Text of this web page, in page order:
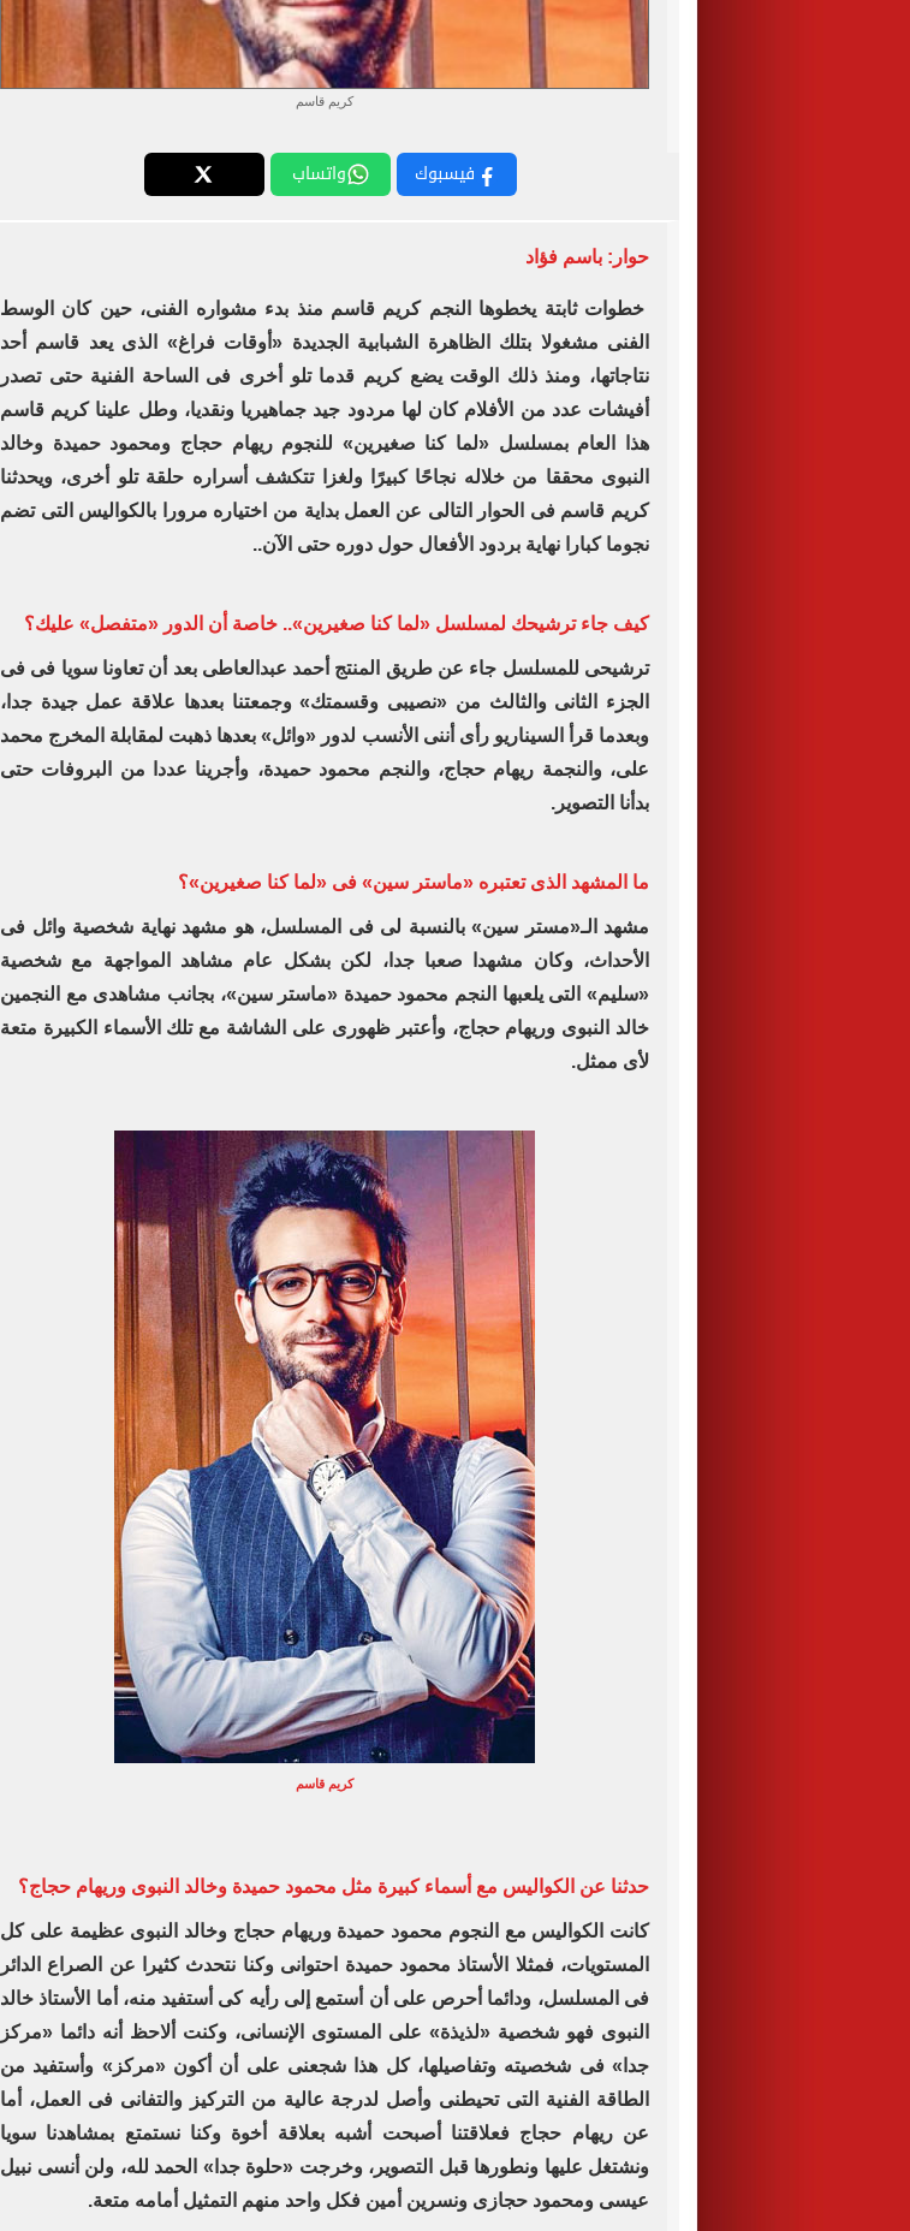
كريم قاسم
فيسبوك واتساب
حوار: باسم فؤاد
خطوات ثابتة يخطوها النجم كريم قاسم منذ بدء مشواره الفنى، حين كان الوسط
الفنى ‏مشغولا بتلك الظاهرة الشبابية الجديدة «أوقات فراغ» الذى يعد قاسم أحد
نتاجاتها، ومنذ ‏ذلك الوقت يضع كريم قدما تلو أخرى فى الساحة الفنية حتى تصدر
أفيشات عدد من ‏الأفلام كان لها مردود جيد جماهيريا ونقديا، وطل علينا كريم قاسم
هذا العام بمسلسل ‏‏«لما كنا صغيرين» للنجوم ريهام حجاج ومحمود حميدة وخالد
النبوى محققا من خلاله ‏نجاحًا كبيرًا ولغزا تتكشف أسراره حلقة تلو أخرى، ويحدثنا
كريم قاسم فى الحوار التالى ‏عن العمل بداية من اختياره مرورا بالكواليس التى تضم
نجوما كبارا نهاية بردود الأفعال ‏حول دوره حتى الآن..‏
كيف جاء ترشيحك لمسلسل «لما كنا صغيرين».. خاصة أن الدور «متفصل» عليك؟
ترشيحى للمسلسل جاء عن طريق المنتج أحمد عبدالعاطى بعد أن تعاونا سويا فى فى
‏الجزء الثانى والثالث من «نصيبى وقسمتك» وجمعتنا بعدها علاقة عمل جيدة جدا،
‏وبعدما قرأ السيناريو رأى أننى الأنسب لدور «وائل» بعدها ذهبت لمقابلة المخرج ‏محمد
على، والنجمة ريهام حجاج، والنجم محمود حميدة، وأجرينا عددا من البروفات حتى
‏بدأنا التصوير.‏
ما المشهد الذى تعتبره «ماستر سين» فى «لما كنا صغيرين»؟
مشهد الـ«مستر سين» بالنسبة لى فى المسلسل، هو مشهد نهاية شخصية وائل فى
‏الأحداث، وكان مشهدا صعبا جدا، لكن بشكل عام مشاهد المواجهة مع شخصية
«سليم» ‏التى يلعبها النجم محمود حميدة «ماستر سين»، بجانب مشاهدى مع النجمين
خالد ‏النبوى وريهام حجاج، وأعتبر ظهورى على الشاشة مع تلك الأسماء الكبيرة متعة
لأى ‏ممثل.‏
كريم قاسم
حدثنا عن الكواليس مع أسماء كبيرة مثل محمود حميدة وخالد النبوى وريهام حجاج؟‏
كانت الكواليس مع النجوم محمود حميدة وريهام حجاج وخالد النبوى عظيمة على كل
‏المستويات، فمثلا الأستاذ محمود حميدة احتوانى وكنا نتحدث كثيرا عن الصراع الدائر
‏فى المسلسل، ودائما أحرص على أن أستمع إلى رأيه كى أستفيد منه، أما الأستاذ خالد
‏النبوى فهو شخصية «لذيذة» على المستوى الإنسانى، وكنت ألاحظ أنه دائما «مركز
جدا» ‏فى شخصيته وتفاصيلها، كل هذا شجعنى على أن أكون «مركز» وأستفيد من
الطاقة ‏الفنية التى تحيطنى وأصل لدرجة عالية من التركيز والتفانى فى العمل، أما
عن ريهام ‏حجاج فعلاقتنا أصبحت أشبه بعلاقة أخوة وكنا نستمتع بمشاهدنا سويا
ونشتغل عليها ‏ونطورها قبل التصوير، وخرجت «حلوة جدا» الحمد لله، ولن أنسى نبيل
عيسى ومحمود ‏حجازى ونسرين أمين فكل واحد منهم التمثيل أمامه متعة.‏